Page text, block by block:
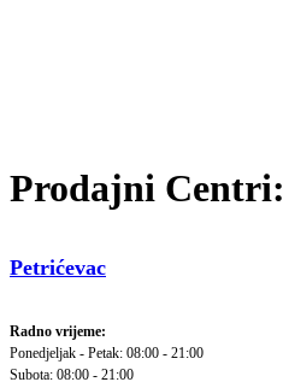
Prodajni Centri:
Petrićevac
Radno vrijeme:
Ponedjeljak - Petak: 08:00 - 21:00
Subota: 08:00 - 21:00